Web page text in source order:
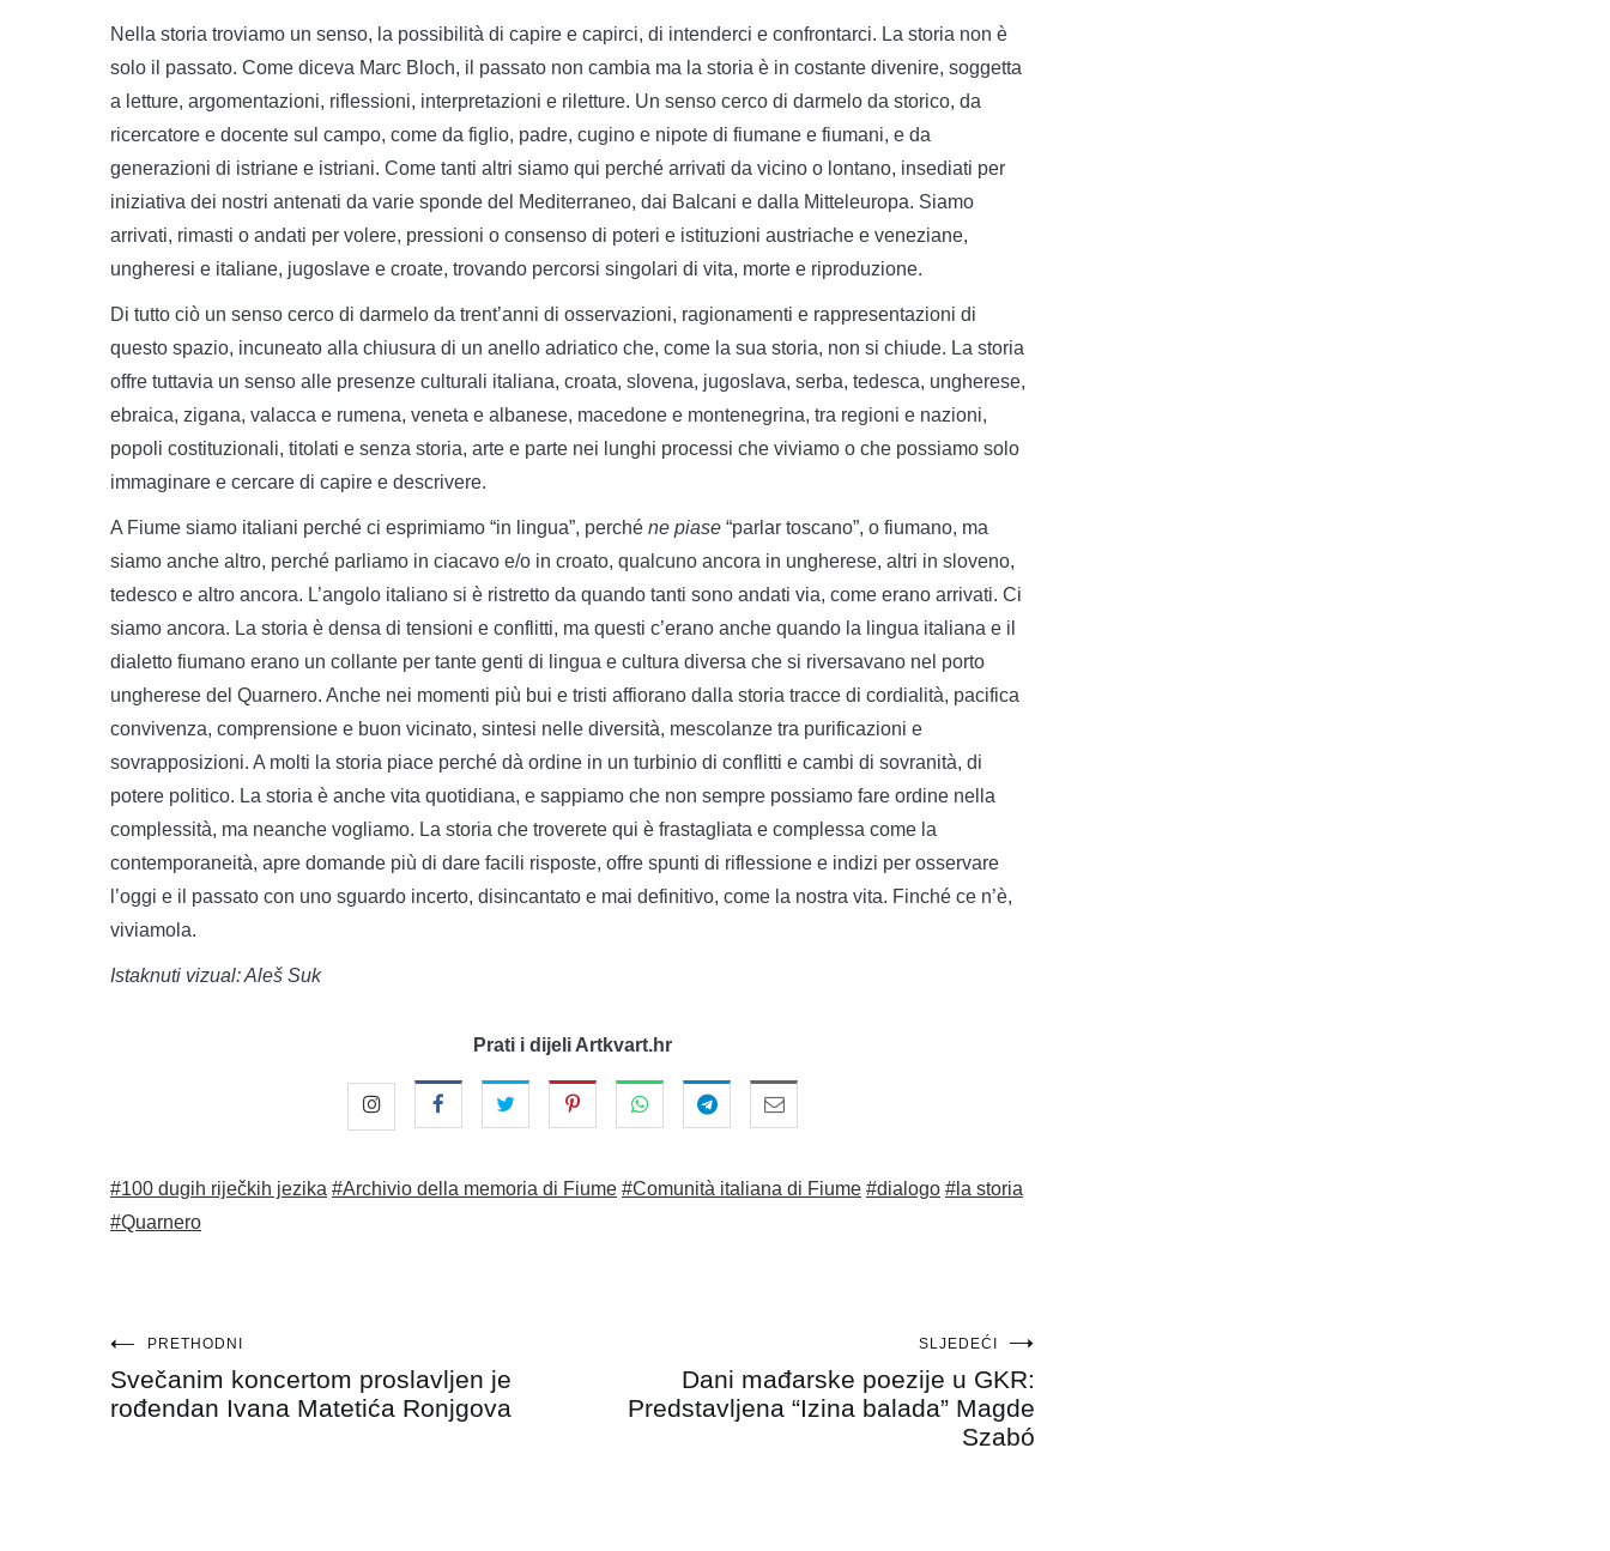
Nella storia troviamo un senso, la possibilità di capire e capirci, di intenderci e confrontarci. La storia non è
solo il passato. Come diceva Marc Bloch, il passato non cambia ma la storia è in costante divenire, soggetta
a letture, argomentazioni, riflessioni, interpretazioni e riletture. Un senso cerco di darmelo da storico, da
ricercatore e docente sul campo, come da figlio, padre, cugino e nipote di fiumane e fiumani, e da
generazioni di istriane e istriani. Come tanti altri siamo qui perché arrivati da vicino o lontano, insediati per
iniziativa dei nostri antenati da varie sponde del Mediterraneo, dai Balcani e dalla Mitteleuropa. Siamo
arrivati, rimasti o andati per volere, pressioni o consenso di poteri e istituzioni austriache e veneziane,
ungheresi e italiane, jugoslave e croate, trovando percorsi singolari di vita, morte e riproduzione.
Di tutto ciò un senso cerco di darmelo da trent’anni di osservazioni, ragionamenti e rappresentazioni di
questo spazio, incuneato alla chiusura di un anello adriatico che, come la sua storia, non si chiude. La storia
offre tuttavia un senso alle presenze culturali italiana, croata, slovena, jugoslava, serba, tedesca, ungherese,
ebraica, zigana, valacca e rumena, veneta e albanese, macedone e montenegrina, tra regioni e nazioni,
popoli costituzionali, titolati e senza storia, arte e parte nei lunghi processi che viviamo o che possiamo solo
immaginare e cercare di capire e descrivere.
A Fiume siamo italiani perché ci esprimiamo “in lingua”, perché ne piase “parlar toscano”, o fiumano, ma
siamo anche altro, perché parliamo in ciacavo e/o in croato, qualcuno ancora in ungherese, altri in sloveno,
tedesco e altro ancora. L’angolo italiano si è ristretto da quando tanti sono andati via, come erano arrivati. Ci
siamo ancora. La storia è densa di tensioni e conflitti, ma questi c’erano anche quando la lingua italiana e il
dialetto fiumano erano un collante per tante genti di lingua e cultura diversa che si riversavano nel porto
ungherese del Quarnero. Anche nei momenti più bui e tristi affiorano dalla storia tracce di cordialità, pacifica
convivenza, comprensione e buon vicinato, sintesi nelle diversità, mescolanze tra purificazioni e
sovrapposizioni. A molti la storia piace perché dà ordine in un turbinio di conflitti e cambi di sovranità, di
potere politico. La storia è anche vita quotidiana, e sappiamo che non sempre possiamo fare ordine nella
complessità, ma neanche vogliamo. La storia che troverete qui è frastagliata e complessa come la
contemporaneità, apre domande più di dare facili risposte, offre spunti di riflessione e indizi per osservare
l’oggi e il passato con uno sguardo incerto, disincantato e mai definitivo, come la nostra vita. Finché ce n’è,
viviamola.
Istaknuti vizual: Aleš Suk
Prati i dijeli Artkvart.hr
#100 dugih riječkih jezika #Archivio della memoria di Fiume #Comunità italiana di Fiume #dialogo #la storia
#Quarnero
Navigacija
objava
PRETHODNI
Svečanim koncertom proslavljen je
rođendan Ivana Matetića Ronjgova
SLJEDEĆI
Dani mađarske poezije u GKR:
Predstavljena “Izina balada” Magde
Szabó